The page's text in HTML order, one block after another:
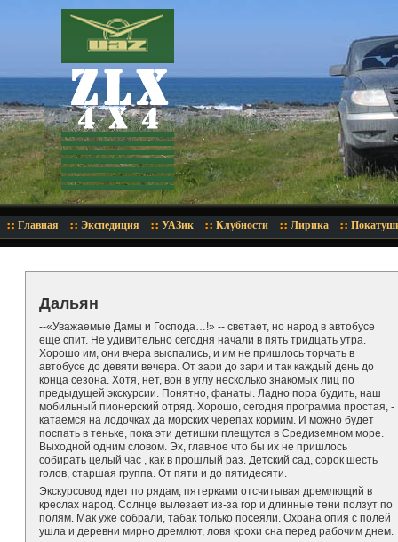
Главная Экспедиция УАЗик Клубности Лирика
Дальян
--«Уважаемые Дамы и Господа…!» -- светает, но народ в автобусе
еще спит. Не удивительно сегодня начали в пять тридцать утра.
Хорошо им, они вчера выспались, и им не пришлось торчать в
автобусе до девяти вечера. От зари до зари и так каждый день до
конца сезона. Хотя, нет, вон в углу несколько знакомых лиц по
предыдущей экскурсии. Понятно, фанаты. Ладно пора будить, наш
мобильный пионерский отряд. Хорошо, сегодня программа простая, -
катаемся на лодочках да морских черепах кормим. И можно будет
поспать в теньке, пока эти детишки плещутся в Средиземном море.
Выходной одним словом. Эх, главное что бы их не пришлось
собирать целый час , как в прошлый раз. Детский сад, сорок шесть
голов, старшая группа. От пяти и до пятидесяти.
Экскурсовод идет по рядам, пятерками отсчитывая дремлющий в
креслах народ. Солнце вылезает из-за гор и длинные тени ползут по
полям. Мак уже собрали, табак только посеяли. Охрана опия с полей
ушла и деревни мирно дремлют, ловя крохи сна перед рабочим днем.